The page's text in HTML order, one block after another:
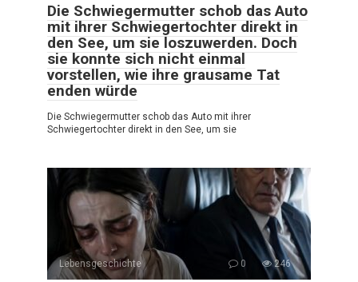
Die Schwiegermutter schob das Auto
mit ihrer Schwiegertochter direkt in
den See, um sie loszuwerden. Doch
sie konnte sich nicht einmal
vorstellen, wie ihre grausame Tat
enden würde
Die Schwiegermutter schob das Auto mit ihrer
Schwiegertochter direkt in den See, um sie
Lebensgeschichte 0 246